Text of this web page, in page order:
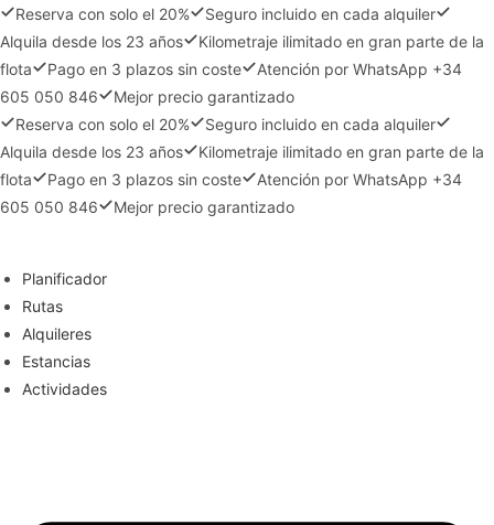
Reserva con solo el 20%
Seguro incluido en cada alquiler
Alquila desde los 23 años
Kilometraje ilimitado en gran parte de la
flota
Pago en 3 plazos sin coste
Atención por WhatsApp +34
605 050 846
Mejor precio garantizado
Reserva con solo el 20%
Seguro incluido en cada alquiler
Alquila desde los 23 años
Kilometraje ilimitado en gran parte de la
flota
Pago en 3 plazos sin coste
Atención por WhatsApp +34
605 050 846
Mejor precio garantizado
contenido
Planificador
Rutas
Alquileres
Estancias
Actividades